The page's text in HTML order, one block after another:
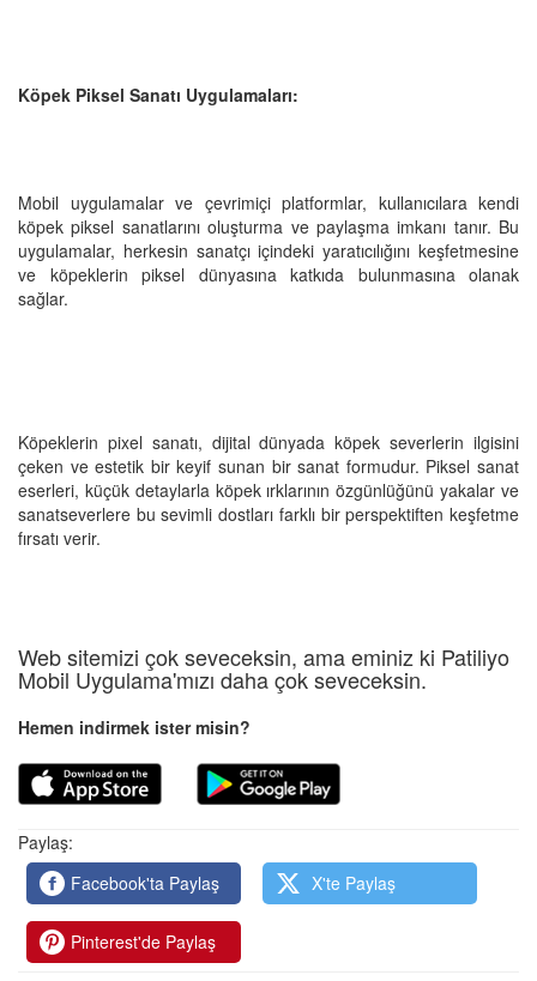
Köpek Piksel Sanatı Uygulamaları:
Mobil uygulamalar ve çevrimiçi platformlar, kullanıcılara kendi
köpek piksel sanatlarını oluşturma ve paylaşma imkanı tanır. Bu
uygulamalar, herkesin sanatçı içindeki yaratıcılığını keşfetmesine
ve köpeklerin piksel dünyasına katkıda bulunmasına olanak
sağlar.
Köpeklerin pixel sanatı, dijital dünyada köpek severlerin ilgisini
çeken ve estetik bir keyif sunan bir sanat formudur. Piksel sanat
eserleri, küçük detaylarla köpek ırklarının özgünlüğünü yakalar ve
sanatseverlere bu sevimli dostları farklı bir perspektiften keşfetme
fırsatı verir.
Web sitemizi çok seveceksin, ama eminiz ki Patiliyo
Mobil Uygulama'mızı daha çok seveceksin.
Hemen indirmek ister misin?
Paylaş:
Facebook'ta Paylaş
X'te Paylaş
Pinterest'de Paylaş